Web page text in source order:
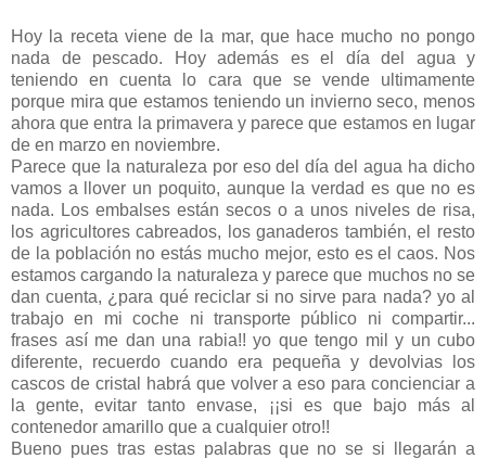
Hoy la receta viene de la mar, que hace mucho no pongo
nada de pescado. Hoy además es el día del agua y
teniendo en cuenta lo cara que se vende ultimamente
porque mira que estamos teniendo un invierno seco, menos
ahora que entra la primavera y parece que estamos en lugar
de en marzo en noviembre.
Parece que la naturaleza por eso del día del agua ha dicho
vamos a llover un poquito, aunque la verdad es que no es
nada. Los embalses están secos o a unos niveles de risa,
los agricultores cabreados, los ganaderos también, el resto
de la población no estás mucho mejor, esto es el caos. Nos
estamos cargando la naturaleza y parece que muchos no se
dan cuenta, ¿para qué reciclar si no sirve para nada? yo al
trabajo en mi coche ni transporte público ni compartir...
frases así me dan una rabia!! yo que tengo mil y un cubo
diferente, recuerdo cuando era pequeña y devolvias los
cascos de cristal habrá que volver a eso para concienciar a
la gente, evitar tanto envase, ¡¡si es que bajo más al
contenedor amarillo que a cualquier otro!!
Bueno pues tras estas palabras que no se si llegarán a